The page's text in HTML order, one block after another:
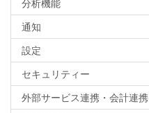
分析機能
通知
設定
セキュリティー
外部サービス連携・会計連携